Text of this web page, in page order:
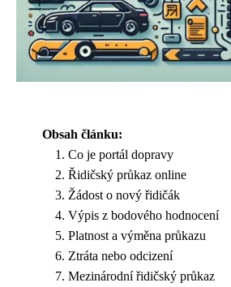
Obsah článku:
Co je portál dopravy
Řidičský průkaz online
Žádost o nový řidičák
Výpis z bodového hodnocení
Platnost a výměna průkazu
Ztráta nebo odcizení
Mezinárodní řidičský průkaz